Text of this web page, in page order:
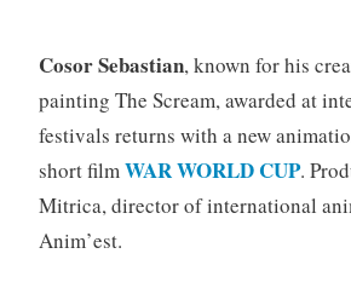
Cosor Sebastian, known for his
painting The Scream, awarded at
festivals returns with a new
short filmWAR WORLD CUP.
Mitrica, director of international
Anim’est.